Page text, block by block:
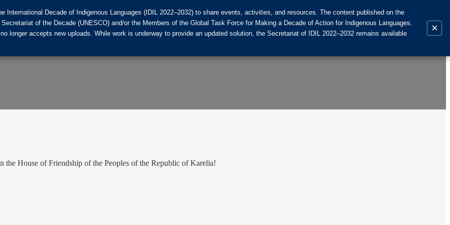
House of Friendship of the Peoples of the Republic of Karelia!
Decade of Indigenous Languages (IDIL 2022–2032) to share events, activities, and resources. The content published on the
of the Decade (UNESCO) and/or the Members of the Global Task Force for Making a Decade of Action for Indigenous Languages.
longer accepts new uploads. While work is underway to provide an updated solution, the Secretariat of IDIL 2022–2032 remains available
×